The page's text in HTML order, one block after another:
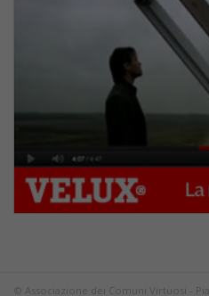
© Associazione dei Comuni Virtuosi -